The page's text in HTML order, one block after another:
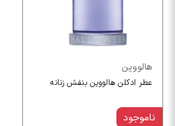
هالووین
عطر ادکلن هالووین بنفش زنانه
ناموجود